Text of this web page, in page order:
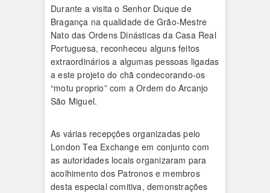
Durante a visita o Senhor Duque de
Bragança na qualidade de Grão-Mestre
Nato das Ordens Dinásticas da Casa Real
Portuguesa, reconheceu alguns feitos
extraordinários a algumas pessoas ligadas
a este projeto do chã condecorando-os
“motu proprio” com a Ordem do Arcanjo
São Miguel.
As várias recepções organizadas pelo
London Tea Exchange em conjunto com
as autoridades locais organizaram para
acolhimento dos Patronos e membros
desta especial comitiva, demonstrações